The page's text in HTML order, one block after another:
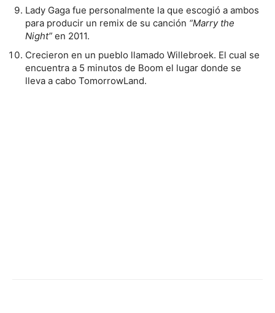
Lady Gaga fue personalmente la que escogió a ambos
para producir un remix de su canción “Marry the
Night” en 2011.
Crecieron en un pueblo llamado Willebroek. El cual se
encuentra a 5 minutos de Boom el lugar donde se
lleva a cabo TomorrowLand.